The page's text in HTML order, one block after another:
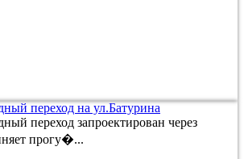
переход на ул.Батурина
переход запроектирован через
прогу�...